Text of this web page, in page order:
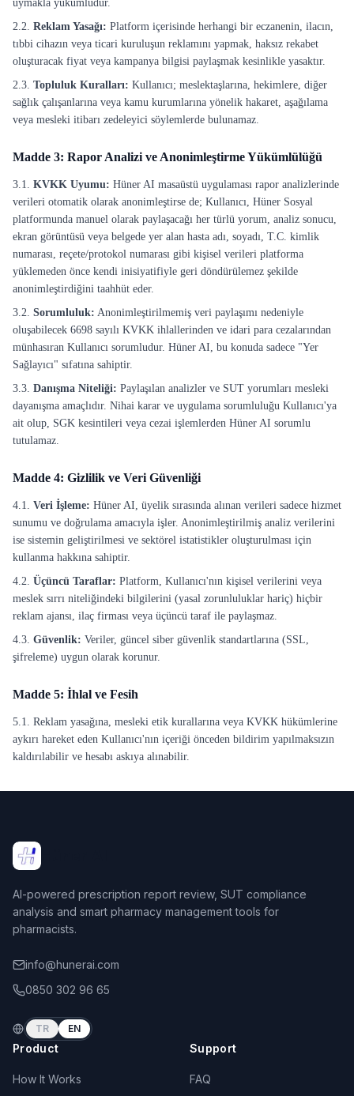
uymakla yükümlüdür.
2.2. Reklam Yasağı: Platform içerisinde herhangi bir eczanenin, ilacın,
tıbbi cihazın veya ticari kuruluşun reklamını yapmak, haksız rekabet
oluşturacak fiyat veya kampanya bilgisi paylaşmak kesinlikle yasaktır.
2.3. Topluluk Kuralları: Kullanıcı; meslektaşlarına, hekimlere, diğer
sağlık çalışanlarına veya kamu kurumlarına yönelik hakaret, aşağılama
veya mesleki itibarı zedeleyici söylemlerde bulunamaz.
Madde 3: Rapor Analizi ve Anonimleştirme Yükümlülüğü
3.1. KVKK Uyumu: Hüner AI masaüstü uygulaması rapor analizlerinde
verileri otomatik olarak anonimleştirse de; Kullanıcı, Hüner Sosyal
platformunda manuel olarak paylaşacağı her türlü yorum, analiz sonucu,
ekran görüntüsü veya belgede yer alan hasta adı, soyadı, T.C. kimlik
numarası, reçete/protokol numarası gibi kişisel verileri platforma
yüklemeden önce kendi inisiyatifiyle geri döndürülemez şekilde
anonimleştirdiğini taahhüt eder.
3.2. Sorumluluk: Anonimleştirilmemiş veri paylaşımı nedeniyle
oluşabilecek 6698 sayılı KVKK ihlallerinden ve idari para cezalarından
münhasıran Kullanıcı sorumludur. Hüner AI, bu konuda sadece "Yer
Sağlayıcı" sıfatına sahiptir.
3.3. Danışma Niteliği: Paylaşılan analizler ve SUT yorumları mesleki
dayanışma amaçlıdır. Nihai karar ve uygulama sorumluluğu Kullanıcı'ya
ait olup, SGK kesintileri veya cezai işlemlerden Hüner AI sorumlu
tutulamaz.
Madde 4: Gizlilik ve Veri Güvenliği
4.1. Veri İşleme: Hüner AI, üyelik sırasında alınan verileri sadece hizmet
sunumu ve doğrulama amacıyla işler. Anonimleştirilmiş analiz verilerini
ise sistemin geliştirilmesi ve sektörel istatistikler oluşturulması için
kullanma hakkına sahiptir.
4.2. Üçüncü Taraflar: Platform, Kullanıcı'nın kişisel verilerini veya
meslek sırrı niteliğindeki bilgilerini (yasal zorunluluklar hariç) hiçbir
reklam ajansı, ilaç firması veya üçüncü taraf ile paylaşmaz.
4.3. Güvenlik: Veriler, güncel siber güvenlik standartlarına (SSL,
şifreleme) uygun olarak korunur.
Madde 5: İhlal ve Fesih
5.1. Reklam yasağına, mesleki etik kurallarına veya KVKK hükümlerine
aykırı hareket eden Kullanıcı'nın içeriği önceden bildirim yapılmaksızın
kaldırılabilir ve hesabı askıya alınabilir.
AI-powered prescription report review, SUT compliance
analysis and smart pharmacy management tools for
pharmacists.
info@hunerai.com
0850 302 96 65
TR EN
Product
How It Works
Support
FAQ